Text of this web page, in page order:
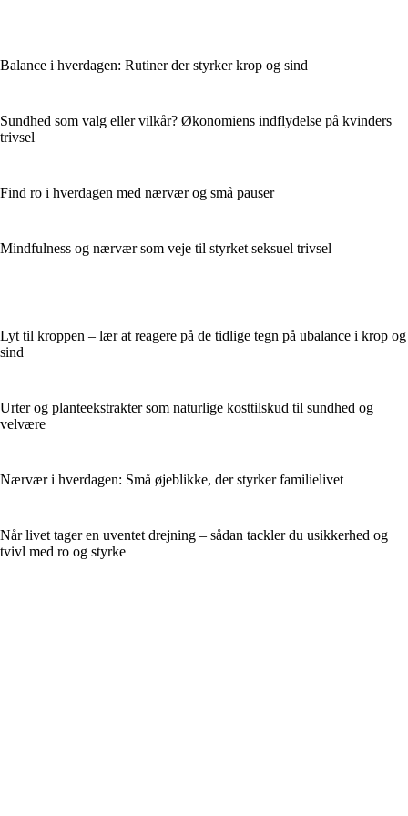
Balance i hverdagen: Rutiner der styrker krop og sind
Sundhed som valg eller vilkår? Økonomiens indflydelse på kvinders
trivsel
Find ro i hverdagen med nærvær og små pauser
Mindfulness og nærvær som veje til styrket seksuel trivsel
Lyt til kroppen – lær at reagere på de tidlige tegn på ubalance i krop og
sind
Urter og planteekstrakter som naturlige kosttilskud til sundhed og
velvære
Nærvær i hverdagen: Små øjeblikke, der styrker familielivet
Når livet tager en uventet drejning – sådan tackler du usikkerhed og
tvivl med ro og styrke